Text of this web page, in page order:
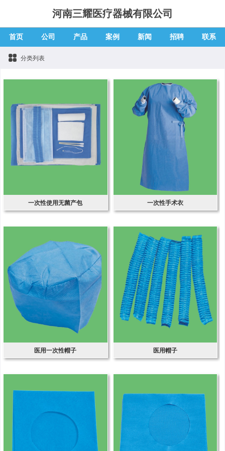
河南三耀医疗器械有限公司
首页 公司 产品 案例 新闻 招聘 联系
分类列表
一次性使用无菌产包 一次性手术衣
医用一次性帽子 医用帽子